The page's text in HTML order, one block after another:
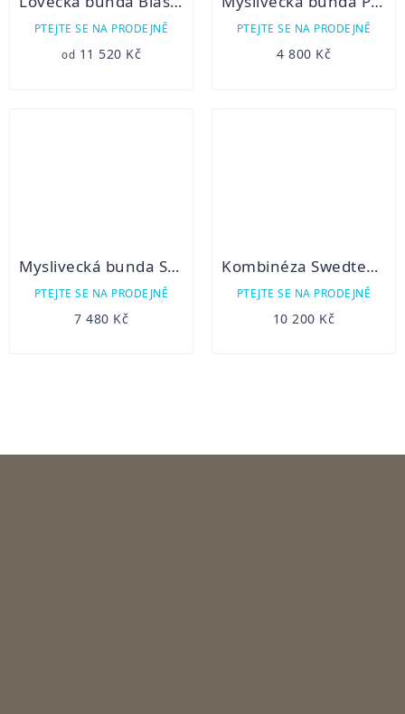
PTEJTE SE NA PRODEJNĚ
od 11 520 Kč
PTEJTE SE NA PRODEJNĚ
4 800 Kč
Myslivecká bunda Swedteam RIDGE PRO Desolve Veil/Fire
PTEJTE SE NA PRODEJNĚ
7 480 Kč
Kombinéza Swedteam Ridge Thermo Desolve Veil
PTEJTE SE NA PRODEJNĚ
10 200 Kč